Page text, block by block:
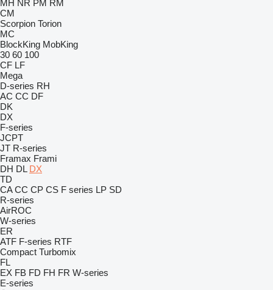
MH NR PM RM
CM
Scorpion Torion
MC
BlockKing MobKing
30 60 100
CF LF
Mega
D-series RH
AC CC DF
DK
DX
F-series
JCPT
JT R-series
Framax Frami
DH DL DX
TD
CA CC CP CS F series LP SD
R-series
AirROC
W-series
ER
ATF F-series RTF
Compact Turbomix
FL
EX FB FD FH FR W-series
E-series